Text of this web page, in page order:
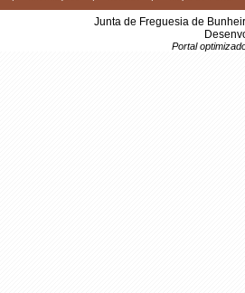
Junta de Freguesia de
Portal